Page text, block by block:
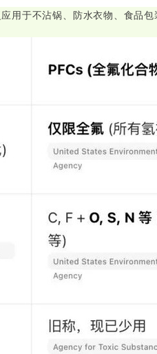
用于不沾锅、防水衣物、食品